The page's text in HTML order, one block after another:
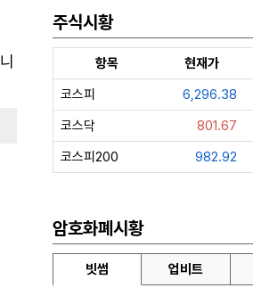
주식시황
항목 현재가
코스피
6,296.38
코스닥
801.67
코스피200
982.92
암호화폐시황
빗썸 업비트